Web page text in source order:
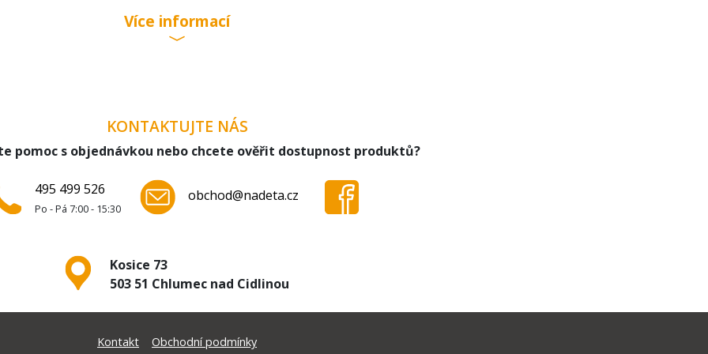
Více informací
KONTAKTUJTE NÁS
pomoc s objednávkou nebo chcete ověřit dostupnost produktů?
495 499 526
Po - Pá 7:00 - 15:30
obchod@nadeta.cz
Kosice 73
503 51 Chlumec nad Cidlinou
Kontakt Obchodní podmínky